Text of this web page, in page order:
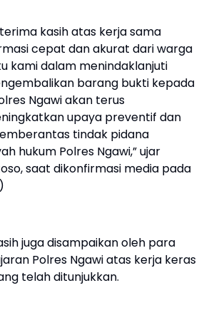
kasih atas kerja sama
cepat dan akurat dari warga
kami dalam menindaklanjuti
barang bukti kepada
Ngawi akan terus
upaya preventif dan
tindak pidana
hukum Polres Ngawi,” ujar
saat dikonfirmasi media pada
juga disampaikan oleh para
Polres Ngawi atas kerja keras
telah ditunjukkan.